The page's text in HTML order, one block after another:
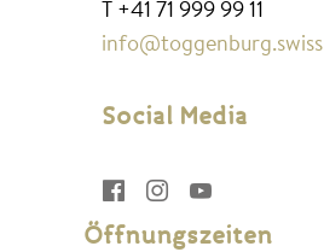
T +41 71 999 99 11
info@toggenburg.swiss
Social Media






Öffnungszeiten